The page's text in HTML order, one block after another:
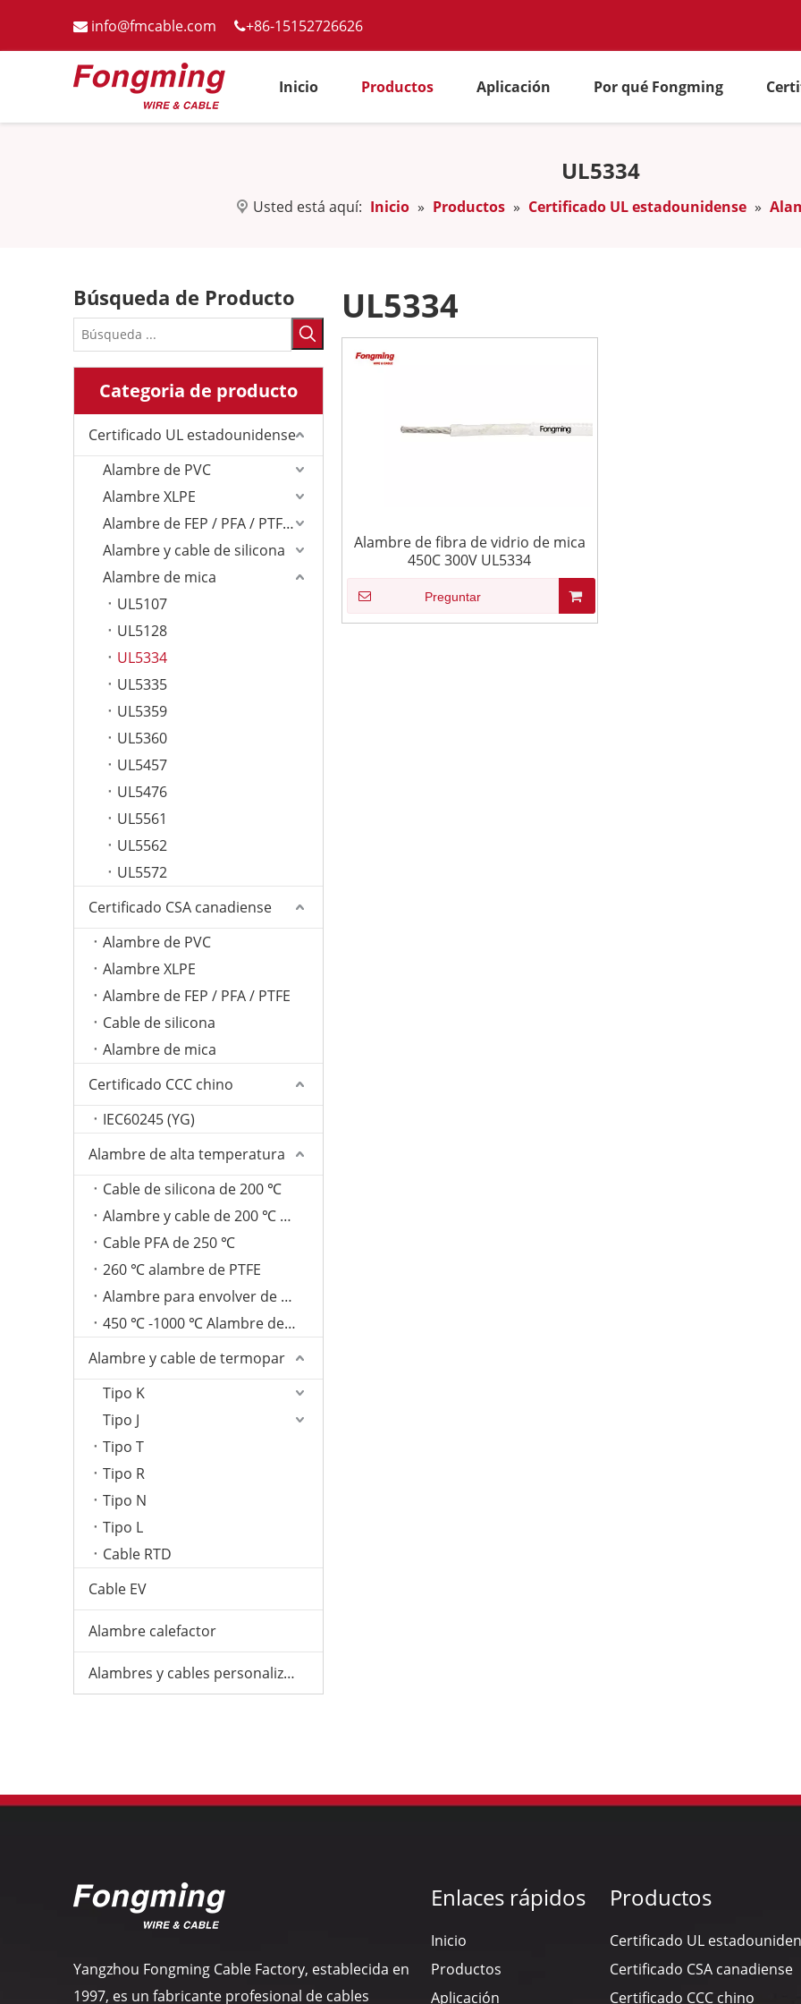
 info@fmcable.com +86-15152726626
Inicio Productos Aplicación Por qué Fongming
UL5334
Usted está aquí: Inicio » Productos » Certificado UL estadounidense »
Búsqueda de Producto
Categoria de producto
Certificado UL estadounidense
Alambre de PVC
Alambre XLPE
Alambre de FEP / PFA / PTFE/ETFE
Alambre y cable de silicona
Alambre de mica
UL5107
UL5128
UL5334
UL5335
UL5359
UL5360
UL5457
UL5476
UL5561
UL5562
UL5572
Certificado CSA canadiense
Alambre de PVC
Alambre XLPE
Alambre de FEP / PFA / PTFE
Cable de silicona
Alambre de mica
Certificado CCC chino
IEC60245 (YG)
Alambre de alta temperatura
Cable de silicona de 200 ℃
Alambre y cable de 200 ℃ FEP
Cable PFA de 250 ℃
260 ℃ alambre de PTFE
Alambre para envolver de fibra de vidrio de 350 ℃
450 ℃ -1000 ℃ Alambre de mica
Alambre y cable de termopar
Tipo K
Tipo J
Tipo T
Tipo R
Tipo N
Tipo L
Cable RTD
Cable EV
Alambre calefactor
Alambres y cables personalizados
UL5334
Alambre de fibra de vidrio de mica
450C 300V UL5334
Preguntar
Yangzhou Fongming Cable Factory, establecida en
1997, es un fabricante profesional de cables
Enlaces rápidos
Inicio
Productos
Aplicación
Productos
Certificado UL
Certificado CSA canadiense
Certificado CCC chino